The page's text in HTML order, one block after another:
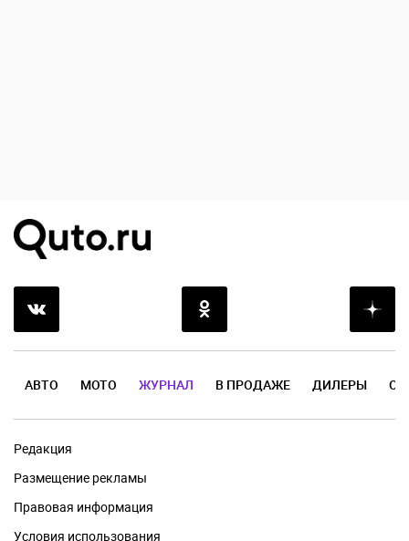
АВТО МОТО ЖУРНАЛ В ПРОДАЖЕ ДИЛЕРЫ
Редакция
Размещение рекламы
Правовая информация
Условия использования